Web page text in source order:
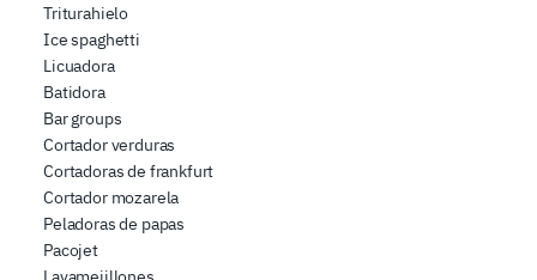
Triturahielo
Ice spaghetti
Licuadora
Batidora
Bar groups
Cortador verduras
Cortadoras de frankfurt
Cortador mozarela
Peladoras de papas
Pacojet